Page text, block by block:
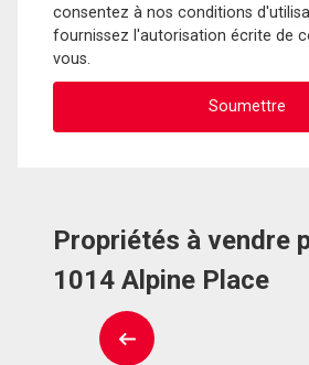
consentez à nos conditions
fournissez l'autorisation écrite de
vous.
Propriétés à vendre
1014 Alpine Place